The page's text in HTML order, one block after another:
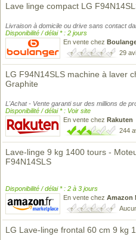
Lave linge compact LG
Livraison à domicile ou drive sans contact
Disponibilité / délai * : 2 jours
En vente chez
29
LG F94N14SLS machine à laver
Graphite
L'Achat - Vente garanti sur des millions de
Disponibilité / délai * : Voir site
En vente chez Rakuten
244
Lave-linge 9 kg 1400 tours -
F94N14SLS
Disponibilité / délai * : 2 à 3 jours
En vente chez Amazon
LG Lave-linge frontal 60 cm 9 kg